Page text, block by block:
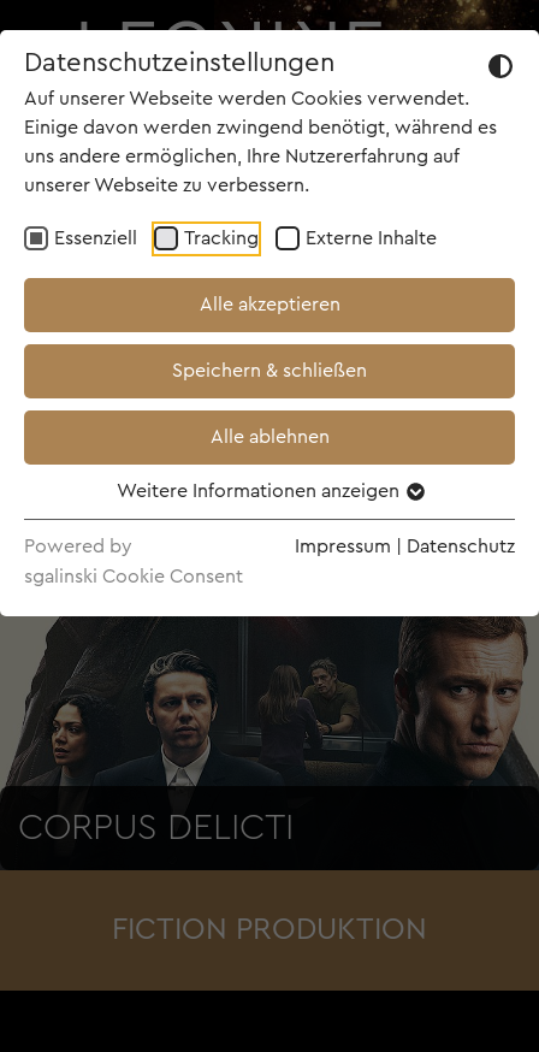
Datenschutzeinstellungen
Auf unserer Webseite werden Cookies verwendet.
Einige davon werden zwingend benötigt, während es
uns andere ermöglichen, Ihre Nutzererfahrung auf
unserer Webseite zu verbessern.
Essenziell Tracking Externe Inhalte
Alle akzeptieren
Speichern & schließen
Alle ablehnen
Weitere Informationen anzeigen
Powered by
sgalinski Cookie Consent
Impressum Datenschutz
CORPUS DELICTI
FICTION PRODUKTION